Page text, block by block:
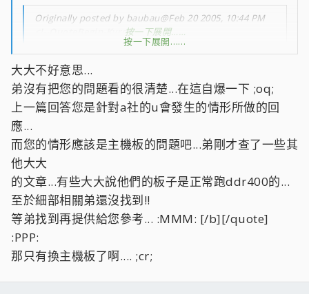
Originally posted by baubau@Feb 20 2005, 10:44 PM
<!--QuoteBegin-Kyro按一下展開……
@Feb 20 2005, 10:14 PM
雙面記憶體插三條以上跑一定是ddr333
那是因為K8的記憶體控制器不支援雙面
要等新版K8記憶體控制器才有支援喔
敬請期待
按一下展開……
沒錯~
大大就先加減用吧!!
不然先插2條讓它跑..等到新的u出來再拿出來玩... :lkl:
再不然拿去二手區賣掉一條也可ok的啦 :PPP:
按一下展開……
大大不好意思...
弟沒有把您的問題看的很清楚...在這自爆一下 ;oq;
上一篇回答您是針對a社的u會發生的情形所做的回
應...
而您的情形應該是主機板的問題吧...弟剛才查了一些其
他大大
的文章...有些大大說他們的板子是正常跑ddr400的...
至於細部相關弟還沒找到!!
等弟找到再提供給您參考... :MMM: [/b][/quote]
:PPP:
那只有換主機板了啊.... ;cr;